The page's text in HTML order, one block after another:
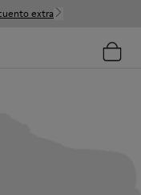
extra